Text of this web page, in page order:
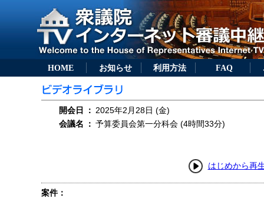
HOME お知らせ 利用方法 FAQ
開会日 ： 2025年2月28日 (金)
会議名
： 予算委員会第一分科会 (4時間33分)
はじめから再
案件：